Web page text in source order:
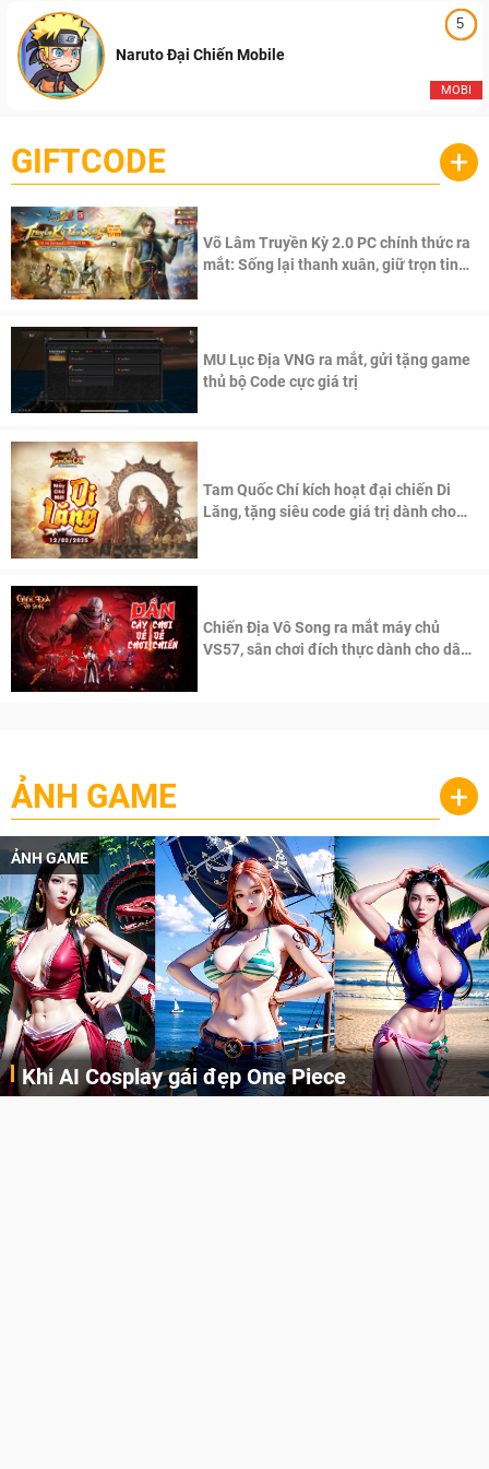
5
MOBI
Naruto Đại Chiến Mobile
GIFTCODE +
Võ Lâm Truyền Kỳ 2.0 PC chính thức ra
mắt: Sống lại thanh xuân, giữ trọn tinh
MU Lục Địa VNG ra mắt, gửi tặng game
thủ bộ Code cực giá trị
Tam Quốc Chí kích hoạt đại chiến Di
Lăng, tặng siêu code giá trị dành cho
Chiến Địa Vô Song ra mắt máy chủ
VS57, sân chơi đích thực dành cho dân
ẢNH GAME +
đẹp One Piece
ẢNH GAME
Cosplay